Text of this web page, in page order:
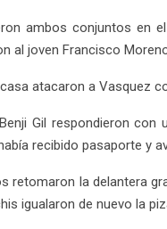
ambos conjuntos en
al joven Francisco
atacaron a Vasquez
Gil respondieron
recibido pasaporte y
retomaron la delantera
igualaron de nuevo la